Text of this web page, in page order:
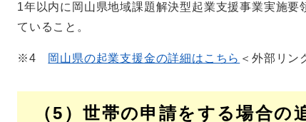
1年以内に岡山県地域課題解決型起業支援事業実施
ていること。
※4 岡山県の起業支援金の詳細はこちら ＜外部リン
（5）世帯の申請をする場合の